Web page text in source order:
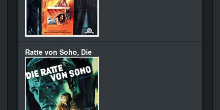
Ratte von Soho, Die